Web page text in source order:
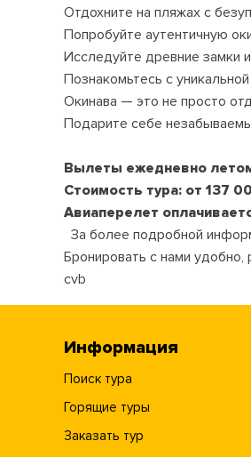
Отдохните на пляжах с
Попробуйте аутентичную
Исследуйте древние замки
Познакомьтесь с
Окинава — это не просто
Подарите себе
Вылеты ежедневно
Стоимость тура: от 137
Авиаперелет
За более подробной
Бронировать с нами удобно,
cvb
Информация
Поиск тура
Горящие туры
Заказать тур